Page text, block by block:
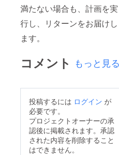
満たない場合も、計画を実
行し、リターンをお届けし
ます。
コメント もっと見る
投稿するには ログイン が
必要です。
プロジェクトオーナーの承
認後に掲載されます。承認
された内容を削除すること
はできません。